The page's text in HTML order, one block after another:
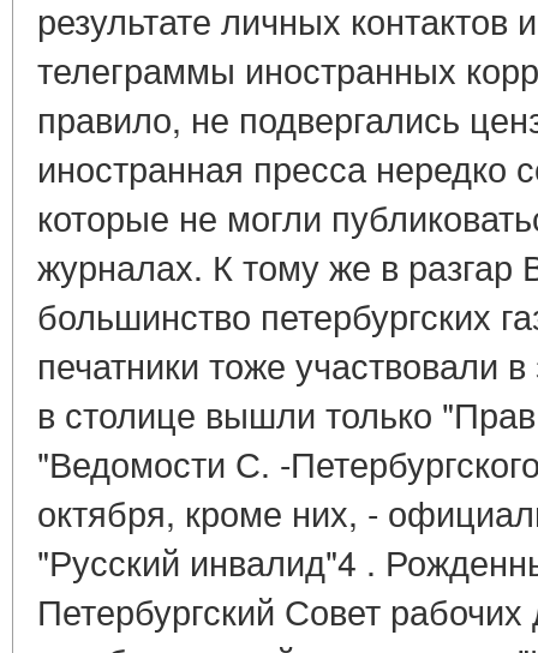
результате личных
телеграммы иностранных
правило, не подвергались
иностранная пресса
которые не могли
журналах. К тому же в разгар
большинство петербургских
печатники тоже участвовали
в столице вышли только
"Ведомости С. -
октября, кроме них, -
"Русский инвалид"4 .
Петербургский Совет